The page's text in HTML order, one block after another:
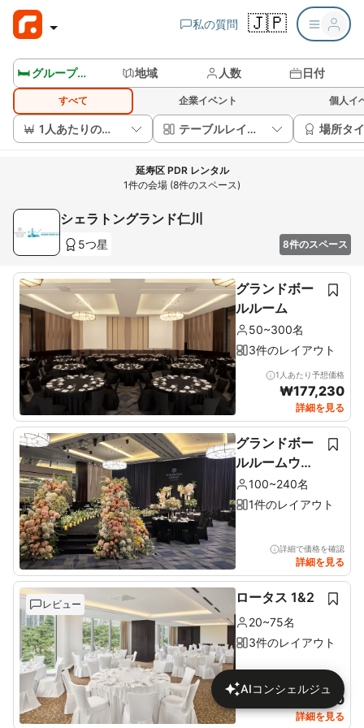
私の質問 🇯🇵
🛏️ グループルームを見る 地域 人数 日付
すべて 企業イベント 個人イ
1人あたりの価格 テーブルレイアウト 場所タ
延寿区 PDR レンタル
1件の会場 (8件のスペース)
シェラトングランド仁川
5つ星 8件のスペース
グランドボー
ルルーム
50~300名
3件のレイアウト
1人あたり予想価格
₩177,230
詳細を見る
グランドボー
ルルームウェ
ディング
100~240名
1件のレイアウト
詳細で価格を確認
詳細を見る
レビュー ロータス 1&2
20~75名
3件のレイアウト
1人あたり予想価格
134,400
詳細を見る
AIコンシェルジュ